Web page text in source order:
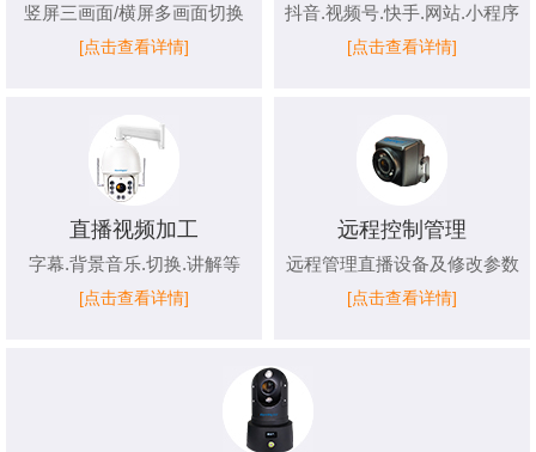
竖屏三画面/横屏多画面切换
[点击查看详情]
抖音.视频号.快手.网站.小程序
[点击查看详情]
直播视频加工
字幕.背景音乐.切换.讲解等
[点击查看详情]
远程控制管理
远程管理直播设备及修改参数
[点击查看详情]